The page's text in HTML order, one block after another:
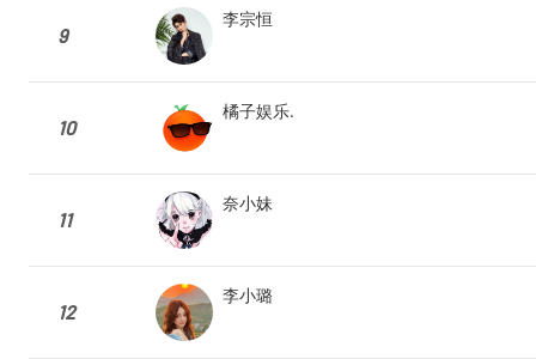
9
李宗恒
10
橘子娱乐.
11
奈小妹
12
李小璐